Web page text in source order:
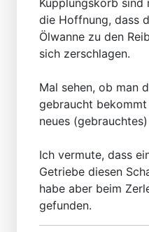
Kupplungskorb sind
die Hoffnung, dass
Ölwanne zu den
sich zerschlagen.
Mal sehen, ob man
gebraucht
neues
Ich vermute, dass
Getriebe diesen
habe aber beim
gefunden.